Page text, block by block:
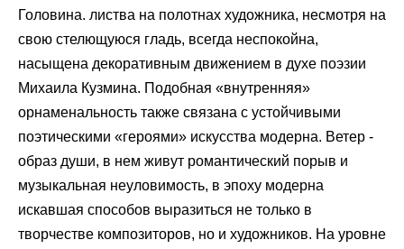
Головина. листва на полотнах художника, несмотря на
свою стелющуюся гладь, всегда неспокойна,
насыщена декоративным движением в духе поэзии
Михаила Кузмина. Подобная «внутренняя»
орнаменальность также связана с устойчивыми
поэтическими «героями» искусства модерна. Ветер -
образ души, в нем живут романтический порыв и
музыкальная неуловимость, в эпоху модерна
искавшая способов выразиться не только в
творчестве композиторов, но и художников. На уровне